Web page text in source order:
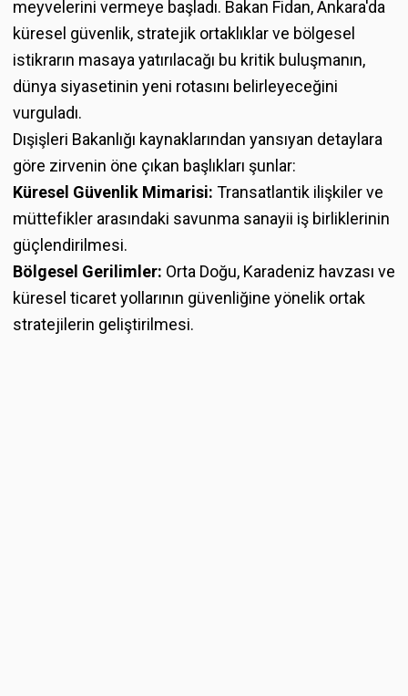
meyvelerini vermeye başladı. Bakan Fidan, Ankara'da
küresel güvenlik, stratejik ortaklıklar ve bölgesel
istikrarın masaya yatırılacağı bu kritik buluşmanın,
dünya siyasetinin yeni rotasını belirleyeceğini
vurguladı.
Dışişleri Bakanlığı kaynaklarından yansıyan detaylara
göre zirvenin öne çıkan başlıkları şunlar:
Küresel Güvenlik Mimarisi: Transatlantik ilişkiler ve
müttefikler arasındaki savunma sanayii iş birliklerinin
güçlendirilmesi.
Bölgesel Gerilimler: Orta Doğu, Karadeniz havzası ve
küresel ticaret yollarının güvenliğine yönelik ortak
stratejilerin geliştirilmesi.